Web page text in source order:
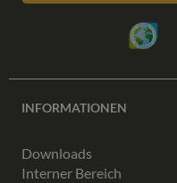
INFORMATIONEN
Downloads
Interner Bereich